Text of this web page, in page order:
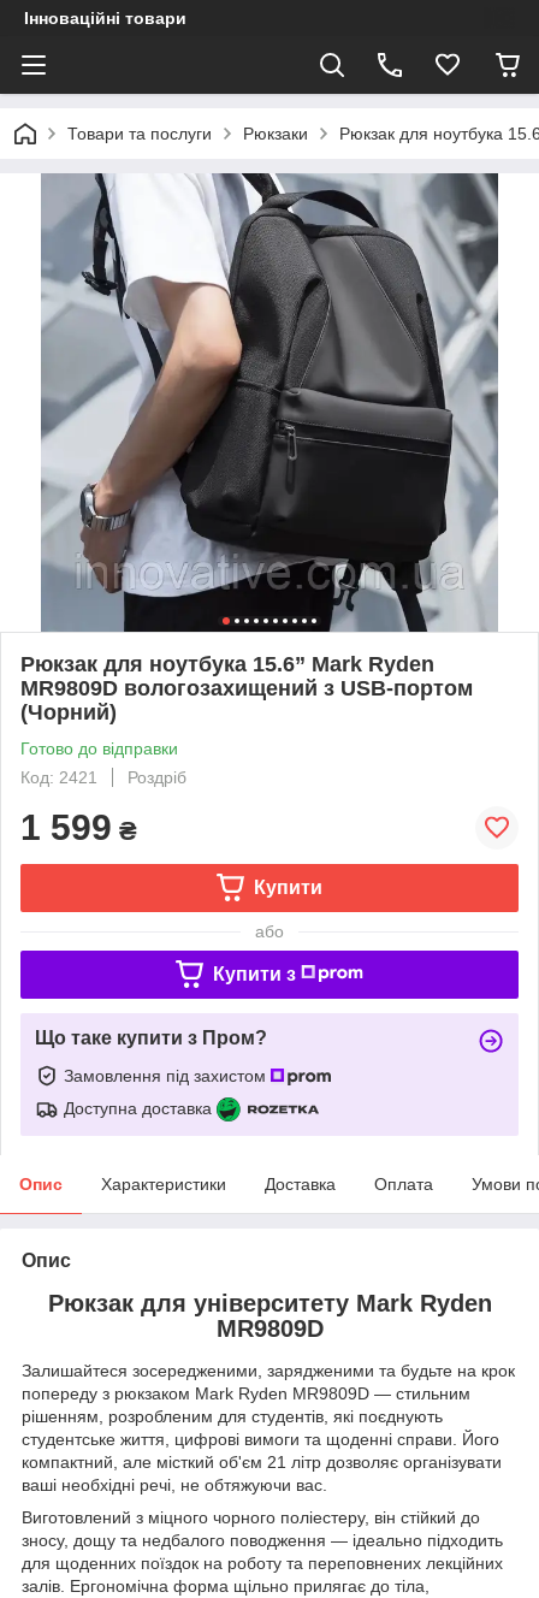
Інноваційні товари
Товари та послуги Рюкзаки Рюкзак для ноутбука
Рюкзак для ноутбука 15.6” Mark Ryden
MR9809D вологозахищений з USB-портом
(Чорний)
Готово до відправки
Код: 2421
Роздріб
1 599 ₴
Купити
або
Купити з
Що таке купити з Пром?
Замовлення під захистом
Доступна доставка
Опис Характеристики Доставка Оплата Умови
Опис
Рюкзак для університету Mark Ryden
MR9809D
Залишайтеся зосередженими, зарядженими та будьте на крок
попереду з рюкзаком Mark Ryden MR9809D — стильним
рішенням, розробленим для студентів, які поєднують
студентське життя, цифрові вимоги та щоденні справи. Його
компактний, але місткий об'єм 21 літр дозволяє організувати
ваші необхідні речі, не обтяжуючи вас.
Виготовлений з міцного чорного поліестеру, він стійкий до
зносу, дощу та недбалого поводження — ідеально підходить
для щоденних поїздок на роботу та переповнених лекційних
залів. Ергономічна форма щільно прилягає до тіла,